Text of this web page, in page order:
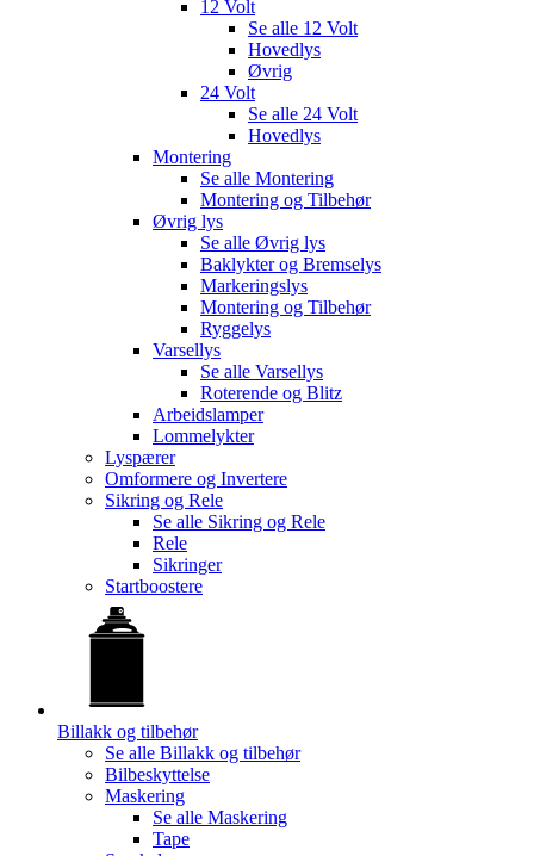
12 Volt
Se alle 12 Volt
Hovedlys
Øvrig
24 Volt
Se alle 24 Volt
Hovedlys
Montering
Se alle Montering
Montering og Tilbehør
Øvrig lys
Se alle Øvrig lys
Baklykter og Bremselys
Markeringslys
Montering og Tilbehør
Ryggelys
Varsellys
Se alle Varsellys
Roterende og Blitz
Arbeidslamper
Lommelykter
Lyspærer
Omformere og Invertere
Sikring og Rele
Se alle Sikring og Rele
Rele
Sikringer
Startboostere
Billakk og tilbehør
Se alle Billakk og tilbehør
Bilbeskyttelse
Maskering
Se alle Maskering
Tape